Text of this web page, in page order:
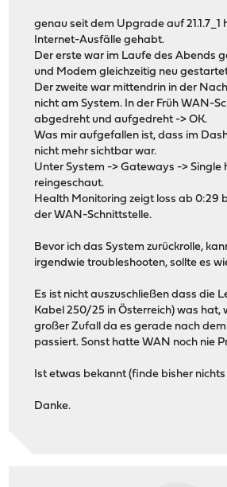
genau seit dem Upgrade auf 21.1.7_1
Internet-Ausfälle gehabt.
Der erste war im Laufe des Abends
und Modem gleichzeitig neu
Der zweite war mittendrin in der
nicht am System. In der Früh WAN-
abgedreht und aufgedreht -> OK.
Was mir aufgefallen ist, dass im
nicht mehr sichtbar war.
Unter System -> Gateways -> Single
reingeschaut.
Health Monitoring zeigt loss ab 0:29
der WAN-Schnittstelle.
Bevor ich das System zurückrolle,
irgendwie troubleshooten, sollte es
Es ist nicht auszuschließen dass die
Kabel 250/25 in Österreich) was hat,
großer Zufall da es gerade nach
passiert. Sonst hatte WAN noch nie
Ist etwas bekannt (finde bisher nichts
Danke.